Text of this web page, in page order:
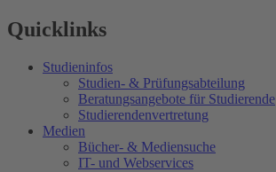
Quicklinks
Studieninfos
Studien- & Prüfungsabteilung
Beratungsangebote für Studierende
Studierendenvertretung
Medien
Bücher- & Mediensuche
IT- und Webservices